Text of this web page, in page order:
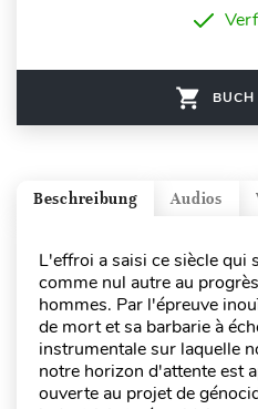
Audios
Beschreibung
L'effroi a saisi ce siècle qui
comme nul autre au
hommes. Par l'épreuve
de mort et sa barbarie à
instrumentale sur laquelle
notre horizon d'attente est
ouverte au projet de